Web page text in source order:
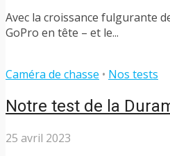
Avec la croissance fulgurante
GoPro en tête – et le...
Caméra de chasse • Nos tests
Notre test de la
25 avril 2023